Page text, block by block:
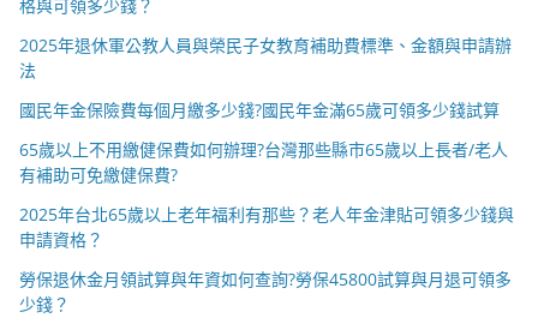
格與可領多少錢？
2025年退休軍公教人員與榮民子女教育補助費標準、金額與申請辦
法
國民年金保險費每個月繳多少錢?國民年金滿65歲可領多少錢試算
65歲以上不用繳健保費如何辦理?台灣那些縣市65歲以上長者/老人
有補助可免繳健保費?
2025年台北65歲以上老年福利有那些？老人年金津貼可領多少錢與
申請資格？
勞保退休金月領試算與年資如何查詢?勞保45800試算與月退可領多
少錢？